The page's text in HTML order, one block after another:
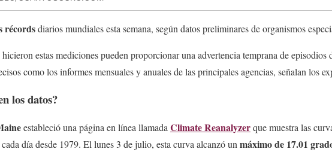
récordsdiarios mundiales esta semana, según datos preliminares de organismos
estas mediciones pueden proporcionar una advertencia temprana de episodios
como los informes mensuales y anuales de las principales agencias, señalan los
los datos?
estableció una página en línea llamada Climate Reanalyzerque muestra las
día desde 1979. El lunes 3 de julio, esta curva alcanzó un máximo de 17.01